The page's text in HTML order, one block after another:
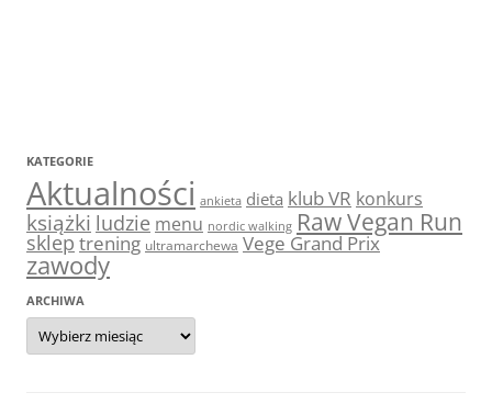
KATEGORIE
Aktualności ankieta dieta klub VR konkurs
książki ludzie menu nordic walking Raw Vegan Run
sklep trening ultramarchewa Vege Grand Prix
zawody
ARCHIWA
Archiwa